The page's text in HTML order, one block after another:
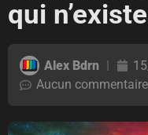
qui
Alex Bdrn
Aucun commentaire